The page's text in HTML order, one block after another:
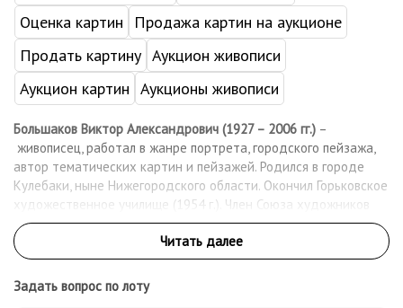
Оценка картин
Продажа картин на аукционе
Продать картину Аукцион живописи
Аукцион картин Аукционы живописи
Большаков Виктор Александрович (1927 – 2006 гг.) –
живописец, работал в жанре портрета, городского пейзажа,
автор тематических картин и пейзажей. Родился в городе
Кулебаки, ныне Нижегородского области. Окончил Горьковское
художественное училище (1954 г.). Член Союза художников
РСФСР с 1965 года. С 1957 года участник областных
художественных выставок. Экспонент зональной выставки
(«Большая Волга» 1970, 1974, 1980, 1985, 1998, 2003),
республиканской (Москва, 1983) художественной выставки.
Персональные выставки (г. Горький/Н. Новгород 1988, 2003, г.
Задать вопрос по лоту